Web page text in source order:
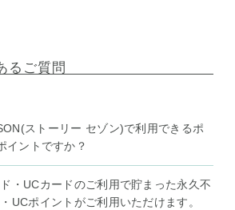
るご質問
ストーリー セゾン)で利用できるポ
イントですか？
・UCカードのご利用で貯まった永久不
UCポイントがご利用いただけます。